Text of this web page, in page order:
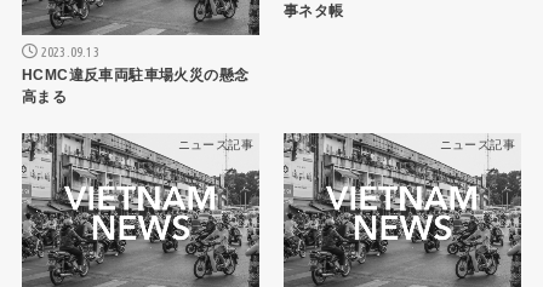
2023.09.13
HCMC違反車両駐車場火災の懸念
高まる
事ネタ帳
ニュース記事 ニュース記事